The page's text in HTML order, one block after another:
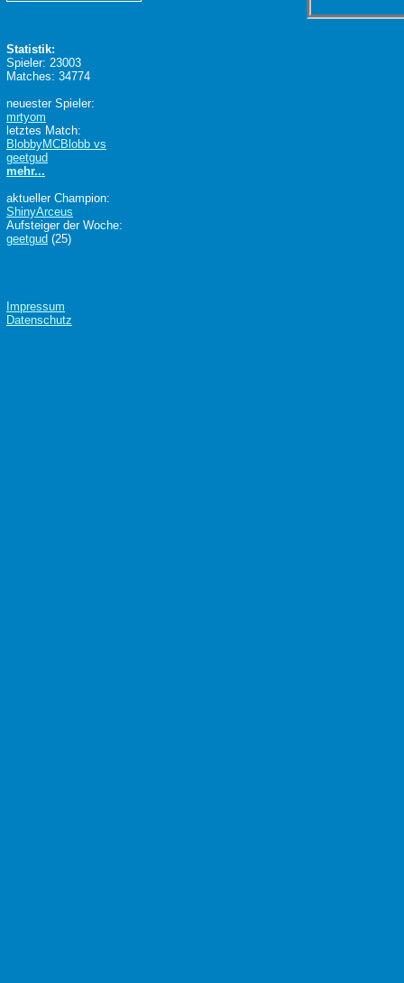
Statistik:
Spieler: 23003
Matches: 34774
neuester Spieler:
mrtyom
letztes Match:
BlobbyMCBlobb vs
geetgud
mehr...
aktueller Champion:
ShinyArceus
Aufsteiger der Woche:
geetgud (25)
Impressum
Datenschutz